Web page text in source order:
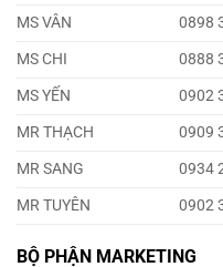
MS VÂN
0898
MS CHI
0888
MS YẾN
0902
MR THẠCH
0909
MR SANG
0934
MR TUYÊN
0902
BỘ PHẬN MARKETING